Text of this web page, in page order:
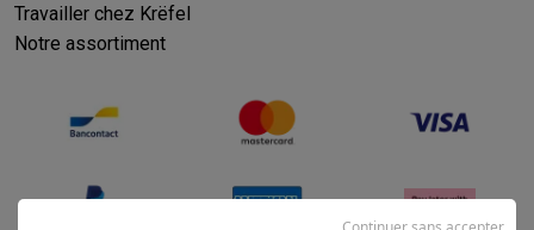
Travailler chez Krëfel
Notre assortiment